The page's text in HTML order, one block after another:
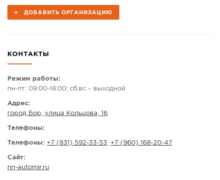
ОБЪЯВЛЕНИЯ
КАМЕРЫ
КОНКУРСЫ
ПРЕДЛОЖИТЬ НОВОСТЬ
ДОБАВИТЬ ОРГАНИЗАЦИЮ
КОНТАКТЫ
Режим работы:
пн-пт: 09:00-18:00; сб,вс – выходной
Адрес:
город Бор, улица Кольцова, 16
Телефоны:
Телефоны: +7 (831) 592-33-53, +7 (960) 168-20-47
Сайт:
nn-automir.ru